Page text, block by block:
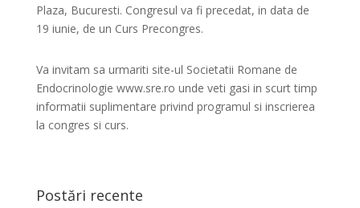
Plaza, Bucuresti. Congresul va fi precedat, in data de
19 iunie, de un Curs Precongres.
Va invitam sa urmariti site-ul Societatii Romane de
Endocrinologie www.sre.ro unde veti gasi in scurt timp
informatii suplimentare privind programul si inscrierea
la congres si curs.
Postări recente